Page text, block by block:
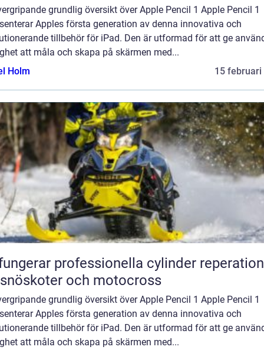
grundlig översikt över Apple Pencil 1 Apple Pencil 1
Apples första generation av denna innovativa och
tillbehör för iPad. Den är utformad för att ge
att måla och skapa på skärmen med...
Holm
15 februari
professionella cylinder
och motocross
grundlig översikt över Apple Pencil 1 Apple Pencil 1
Apples första generation av denna innovativa och
tillbehör för iPad. Den är utformad för att ge
att måla och skapa på skärmen med...